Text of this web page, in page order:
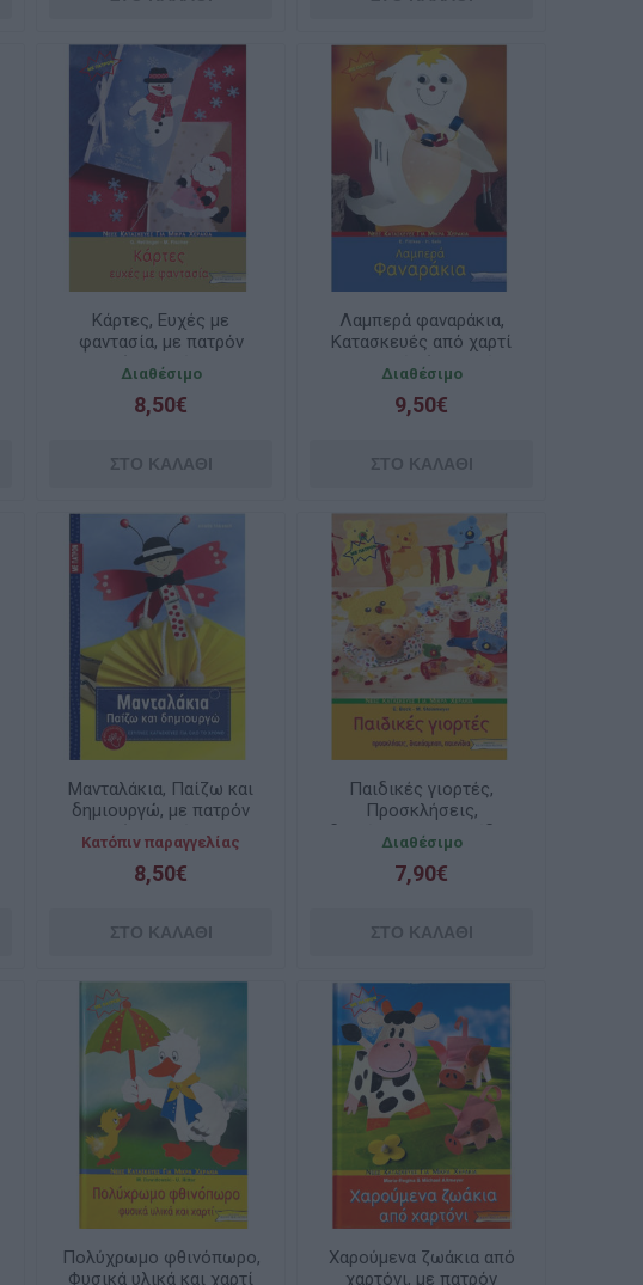
Κάρτες, Ευχές με
φαντασία, με πατρόν
(ελαφρώς
ταλαιπωρημένο)
Διαθέσιμο
8,50€
Λαμπερά φαναράκια,
Κατασκευές από χαρτί
με πατρόν (ελαφρώς
ταλαιπωρημένο)
Διαθέσιμο
9,50€
Μανταλάκια, Παίζω και
δημιουργώ, με πατρόν
ταλαιπωρημένο)
Κατόπιν παραγγελίας
8,50€
Παιδικές γιορτές,
Προσκλήσεις,
διακόσμηση, παιχνίδια,
με πατρόν ( (ελαφρώς
ταλαιπωρημένο )
Διαθέσιμο
7,90€
Πολύχρωμο φθινόπωρο,
Φυσικά υλικά και χαρτί
Χαρούμενα ζωάκια από
χαρτόνι, με πατρόν